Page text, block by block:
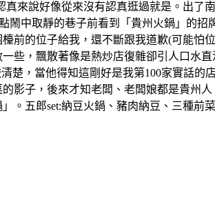
來說好像從來沒有認真逛過就是。出了
中取靜的巷子前看到「貴州火鍋」的
前的位子給我，還不斷跟我道歉(可能怕
，飄散著像是熱炒店復雜卻引人口水
，當他得知這剛好是我第100家實話的
影子，後來才知老闆、老闆娘都是貴州
。五郎set:納豆火鍋、豬肉納豆、三種前菜